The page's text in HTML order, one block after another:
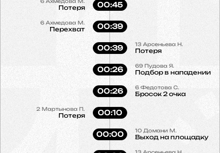
Потеря 00:45
6 Ахмедова М.
Перехват 00:39
13 Арсеньева Н.
Потеря
00:39
69 Пудова Я.
Подбор в нападении
00:26
6 Федотова С.
Бросок 2 очка
00:26
2Мартынова П.
Потеря 00:10
10 Домани М.
Выход на площадку
00:00